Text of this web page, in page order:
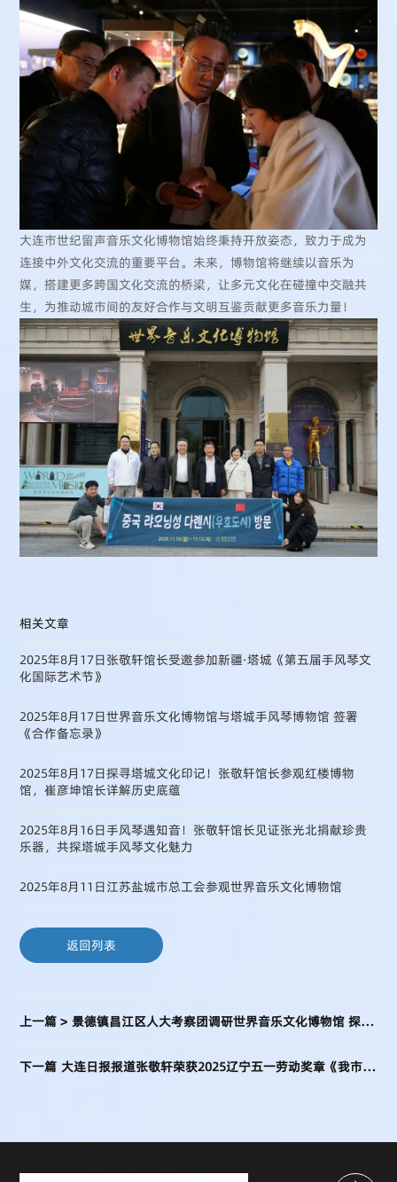
大连市世纪留声音乐文化博物馆始终秉持开放姿态，致力于成为
连接中外文化交流的重要平台。未来，博物馆将继续以音乐为
媒，搭建更多跨国文化交流的桥梁，让多元文化在碰撞中交融共
生，为推动城市间的友好合作与文明互鉴贡献更多音乐力量！
相关文章
2025年8月17日张敬轩馆长受邀参加新疆·塔城《第五届手风琴文
化国际艺术节》
2025年8月17日世界音乐文化博物馆与塔城手风琴博物馆 签署
《合作备忘录》
2025年8月17日探寻塔城文化印记！张敬轩馆长参观红楼博物
馆，崔彦坤馆长详解历史底蕴
2025年8月16日手风琴遇知音！张敬轩馆长见证张光北捐献珍贵
乐器，共探塔城手风琴文化魅力
2025年8月11日江苏盐城市总工会参观世界音乐文化博物馆
返回列表
上一篇 > 景德镇昌江区人大考察团调研世界音乐文化博物馆 探寻文旅融合发展新路径
下一篇 大连日报报道张敬轩荣获2025辽宁五一劳动奖章《我市6个单位70名个人7个集体上榜》